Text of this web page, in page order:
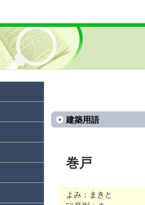
建築用語
巻戸
よみ：まきと